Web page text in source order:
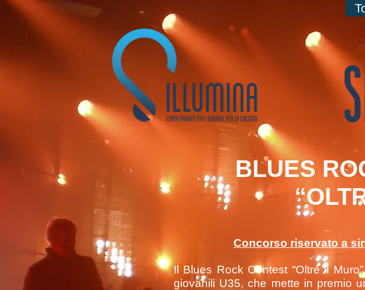
BLUES
Concorso riservato a
Il Blues Rock Contest “Oltre il
giovanili U35, che mette in premio